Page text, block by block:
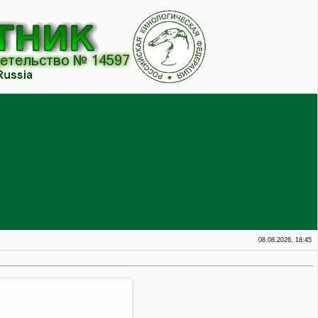
08.08.2026, 18:45